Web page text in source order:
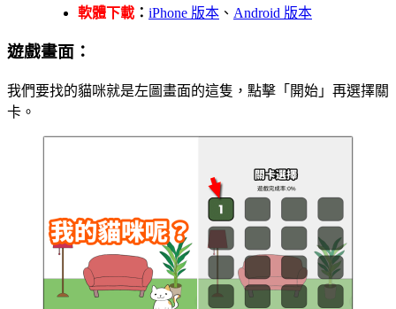
軟體下載 ： iPhone 版本 、 Android 版本
遊戲畫面：
我們要找的貓咪就是左圖畫面的這隻，點擊「開始」再選擇關
卡。